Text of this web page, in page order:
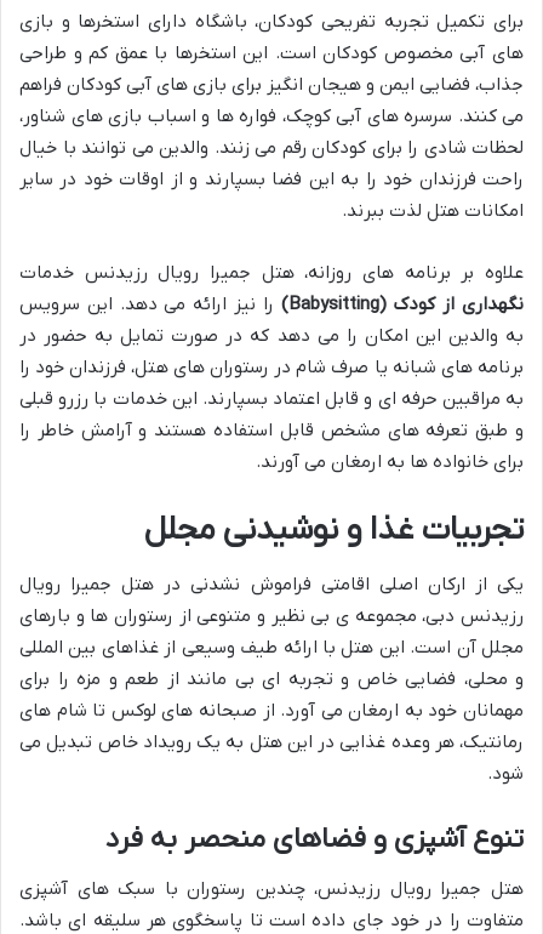
برای تکمیل تجربه تفریحی کودکان، باشگاه دارای استخرها و بازی
های آبی مخصوص کودکان است. این استخرها با عمق کم و طراحی
جذاب، فضایی ایمن و هیجان انگیز برای بازی های آبی کودکان فراهم
می کنند. سرسره های آبی کوچک، فواره ها و اسباب بازی های شناور،
لحظات شادی را برای کودکان رقم می زنند. والدین می توانند با خیال
راحت فرزندان خود را به این فضا بسپارند و از اوقات خود در سایر
امکانات هتل لذت ببرند.
علاوه بر برنامه های روزانه، هتل جمیرا رویال رزیدنس خدمات
نگهداری از کودک (Babysitting)
را نیز ارائه می دهد. این سرویس
به والدین این امکان را می دهد که در صورت تمایل به حضور در
برنامه های شبانه یا صرف شام در رستوران های هتل، فرزندان خود را
به مراقبین حرفه ای و قابل اعتماد بسپارند. این خدمات با رزرو قبلی
و طبق تعرفه های مشخص قابل استفاده هستند و آرامش خاطر را
برای خانواده ها به ارمغان می آورند.
تجربیات غذا و نوشیدنی مجلل
یکی از ارکان اصلی اقامتی فراموش نشدنی در هتل جمیرا رویال
رزیدنس دبی، مجموعه ی بی نظیر و متنوعی از رستوران ها و بارهای
مجلل آن است. این هتل با ارائه طیف وسیعی از غذاهای بین المللی
و محلی، فضایی خاص و تجربه ای بی مانند از طعم و مزه را برای
مهمانان خود به ارمغان می آورد. از صبحانه های لوکس تا شام های
رمانتیک، هر وعده غذایی در این هتل به یک رویداد خاص تبدیل می
شود.
تنوع آشپزی و فضاهای منحصر به فرد
هتل جمیرا رویال رزیدنس، چندین رستوران با سبک های آشپزی
متفاوت را در خود جای داده است تا پاسخگوی هر سلیقه ای باشد.